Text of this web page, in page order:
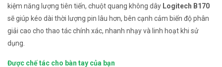
kiệm năng lượng tiên tiến, chuột quang không dây Logitech B170
sẽ giúp kéo dài thời lượng pin lâu hơn, bên cạnh cảm biến độ phân
giải cao cho thao tác chính xác, nhanh nhạy và linh hoạt khi sử
dụng.
Được chế tác cho bàn tay của bạn